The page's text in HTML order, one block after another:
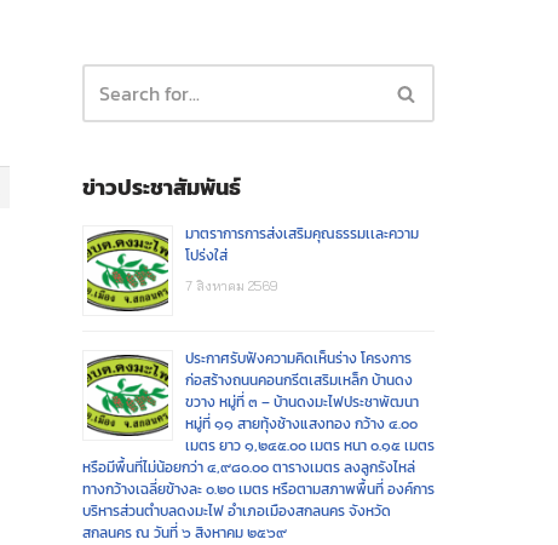
ข่าวประชาสัมพันธ์
มาตราการการส่งเสริมคุณธรรมเเละความ
โปร่งใส่
7 สิงหาคม 2569
ประกาศรับฟังความคิดเห็นร่าง โครงการ
ก่อสร้างถนนคอนกรีตเสริมเหล็ก บ้านดง
ขวาง หมู่ที่ ๓ – บ้านดงมะไฟประชาพัฒนา
หมู่ที่ ๑๑ สายทุ้งช้างแสงทอง กว้าง ๔.๐๐
เมตร ยาว ๑,๒๔๕.๐๐ เมตร หนา ๐.๑๕ เมตร
หรือมีพื้นที่ไม่น้อยกว่า ๔,๙๘๐.๐๐ ตารางเมตร ลงลูกรังไหล่
ทางกว้างเฉลี่ยข้างละ ๐.๒๐ เมตร หรือตามสภาพพื้นที่ องค์การ
บริหารส่วนตำบลดงมะไฟ อำเภอเมืองสกลนคร จังหวัด
สกลนคร ณ วันที่ ๖ สิงหาคม ๒๕๖๙